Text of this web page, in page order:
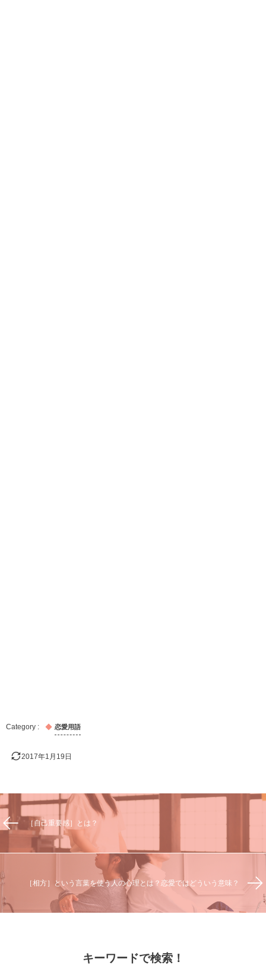
恋愛用語
2017年1月19日
［自己重要感］とは？
［相方］という言葉を使う人の心理とは？恋愛ではどういう意味？
キーワードで検索！